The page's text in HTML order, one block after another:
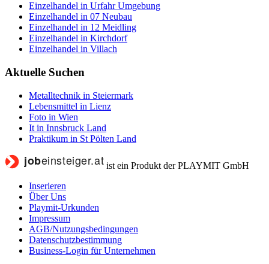
Einzelhandel in Urfahr Umgebung
Einzelhandel in 07 Neubau
Einzelhandel in 12 Meidling
Einzelhandel in Kirchdorf
Einzelhandel in Villach
Aktuelle Suchen
Metalltechnik in Steiermark
Lebensmittel in Lienz
Foto in Wien
It in Innsbruck Land
Praktikum in St Pölten Land
ist ein Produkt der PLAYMIT GmbH
Inserieren
Über Uns
Playmit-Urkunden
Impressum
AGB/Nutzungsbedingungen
Datenschutzbestimmung
Business-Login für Unternehmen